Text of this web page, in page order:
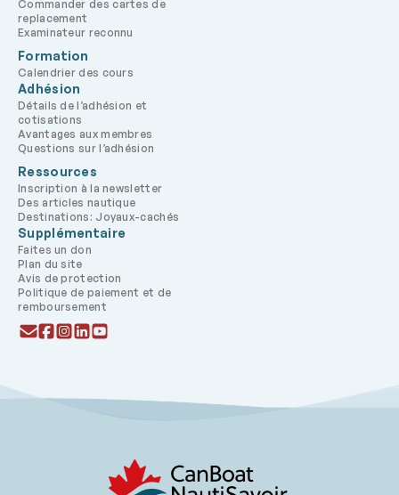
Commander des cartes de
replacement
Examinateur reconnu
Formation
Calendrier des cours
Adhésion
Détails de l’adhésion et
cotisations
Avantages aux membres
Questions sur l’adhésion
Ressources
Inscription à la newsletter
Des articles nautique
Destinations: Joyaux-cachés
Supplémentaire
Faites un don
Plan du site
Avis de protection
Politique de paiement et de
remboursement